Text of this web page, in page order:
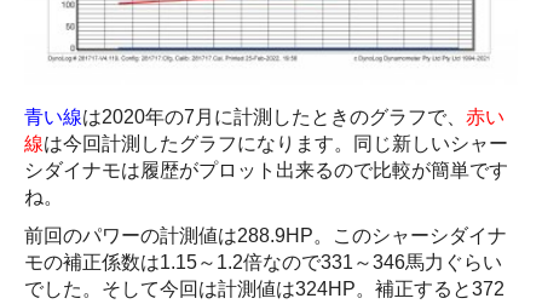
青い線は2020年の7月に計測したときのグラフで、 赤い
線は今回計測したグラフになります。同じ新しいシャー
シダイナモは履歴がプロット出来るので比較が簡単です
ね。
前回のパワーの計測値は288.9HP。このシャーシダイナ
モの補正係数は1.15～1.2倍なので331～346馬力ぐらい
でした。そして今回は計測値は324HP。補正すると372